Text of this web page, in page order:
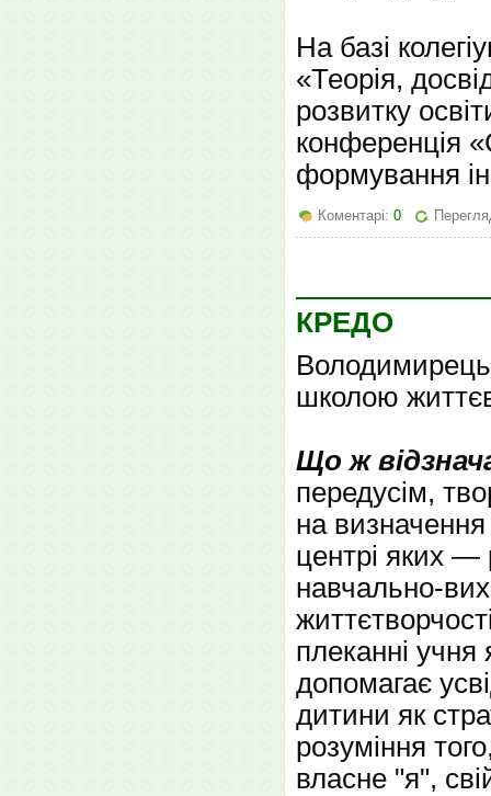
На базі
«Теорія,
розвитку
конференція
формування
Коментарі: 0
КРЕДО
школою
Що ж
передусім,
на визначення
центрі яких —
навчально-
плеканні учня
допомагає
дитини як
розуміння
власне "я",